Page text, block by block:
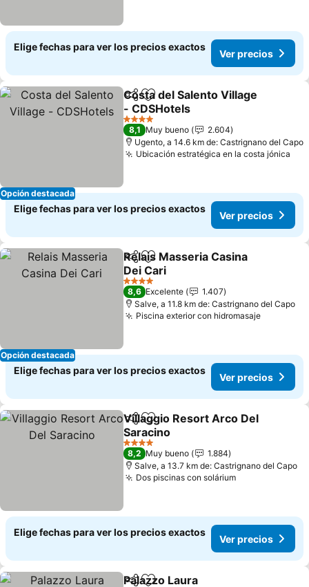
Elige fechas para ver los precios exactos
Ver precios
Opción destacada
CompartirAgregar a favoritos
Costa del Salento Village
- CDSHotels
Ver precios
4 Estrellas
8,1 Muy bueno
2.604
Ugento, a 14.6 km de: Castrignano del Capo
Ubicación estratégica en la costa jónica
Elige fechas para ver los precios exactos
Ver precios
Opción destacada
CompartirAgregar a favoritos
Relais Masseria Casina
Dei Cari
Ver precios
4 Estrellas
8,6 Excelente
1.407
Salve, a 11.8 km de: Castrignano del Capo
Piscina exterior con hidromasajeVer
Elige fechas para ver los precios exactos
Ver precios
CompartirAgregar a favoritos
Villaggio Resort Arco Del
Saracino
Ver precios
4 Estrellas
8,2 Muy bueno
1.884
Salve, a 13.7 km de: Castrignano del Capo
Dos piscinas con soláriumVer precios
Elige fechas para ver los precios exactos
Ver precios
Palazzo Laura